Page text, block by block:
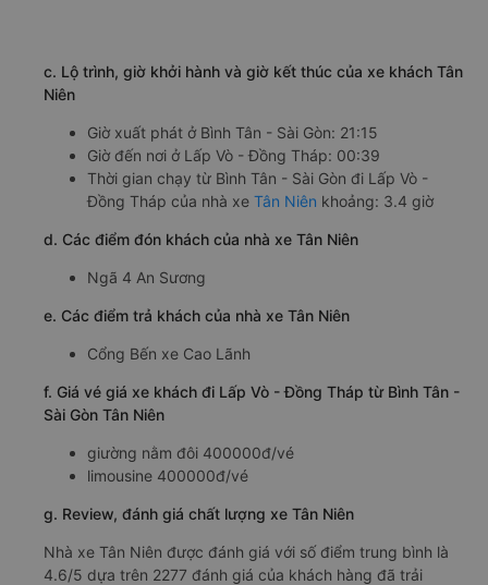
c. Lộ trình, giờ khởi hành và giờ kết thúc của xe khách Tân
Niên
Giờ xuất phát ở Bình Tân - Sài Gòn: 21:15
Giờ đến nơi ở Lấp Vò - Đồng Tháp: 00:39
Thời gian chạy từ Bình Tân - Sài Gòn đi Lấp Vò -
Đồng Tháp của nhà xe Tân Niên khoảng: 3.4 giờ
d. Các điểm đón khách của nhà xe Tân Niên
Ngã 4 An Sương
e. Các điểm trả khách của nhà xe Tân Niên
Cổng Bến xe Cao Lãnh
f. Giá vé giá xe khách đi Lấp Vò - Đồng Tháp từ Bình Tân -
Sài Gòn Tân Niên
giường nằm đôi 400000đ/vé
limousine 400000đ/vé
g. Review, đánh giá chất lượng xe Tân Niên
Nhà xe Tân Niên được đánh giá với số điểm trung bình là
4.6/5 dựa trên 2277 đánh giá của khách hàng đã trải